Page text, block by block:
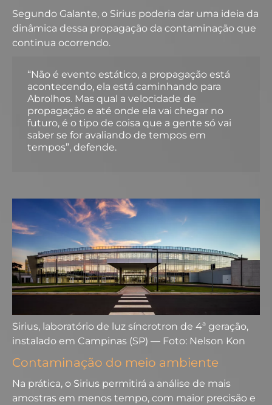
Segundo Galante, o Sirius poderia dar uma ideia da
dinâmica dessa propagação da contaminação que
continua ocorrendo.
“Não é evento estático, a propagação está
acontecendo, ela está caminhando para
Abrolhos. Mas qual a velocidade de
propagação e até onde ela vai chegar no
futuro, é o tipo de coisa que a gente só vai
saber se for avaliando de tempos em
tempos”, defende.
Sirius, laboratório de luz síncrotron de 4ª geração,
instalado em Campinas (SP) — Foto: Nelson Kon
Contaminação do meio ambiente
Na prática, o Sirius permitirá a análise de mais
amostras em menos tempo, com maior precisão e